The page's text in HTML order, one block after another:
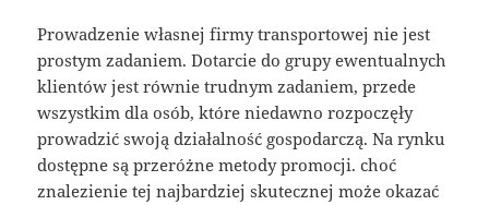
Prowadzenie własnej firmy transportowej nie jest
prostym zadaniem. Dotarcie do grupy ewentualnych
klientów jest równie trudnym zadaniem, przede
wszystkim dla osób, które niedawno rozpoczęły
prowadzić swoją działalność gospodarczą. Na rynku
dostępne są przeróżne metody promocji. choć
znalezienie tej najbardziej skutecznej może okazać